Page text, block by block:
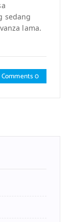
sedang
lama.
Comments 0